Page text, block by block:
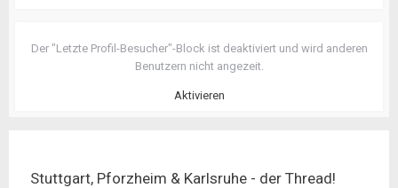
Der "Letzte Profil-Besucher"-Block ist deaktiviert und wird anderen
Benutzern nicht angezeit.
Aktivieren
Stuttgart, Pforzheim & Karlsruhe - der Thread!